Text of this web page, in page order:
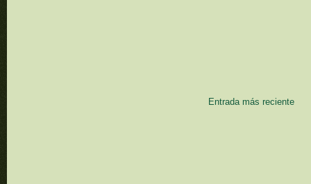
Entrada más reciente